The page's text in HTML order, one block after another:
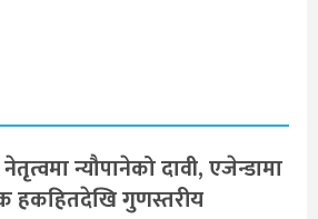
न्यौपानेको दावी, एजेन्डामा
हकहितदेखि गुणस्तरीय